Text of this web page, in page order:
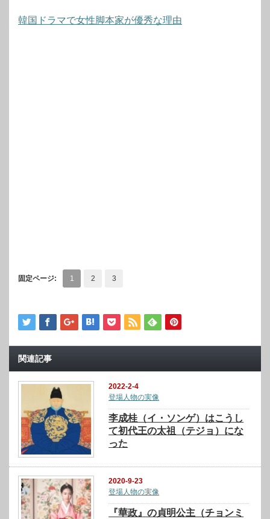
韓国ドラマで女性脚本家が優秀な理由
固定ページ: 1 2 3
関連記事
2022-2-4
登場人物の実像
李成桂（イ・ソンゲ）はこうし
て初代王の太祖（テジョ）にな
った
2020-9-23
登場人物の実像
『華政』の貞明公主（チョンミ